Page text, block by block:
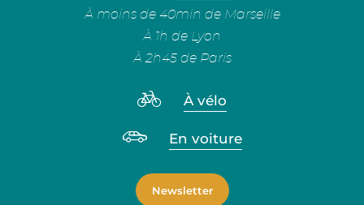
À moins de 40min de Marseille
À 1h de Lyon
À 2h45 de Paris
À vélo
En voiture
Newsletter